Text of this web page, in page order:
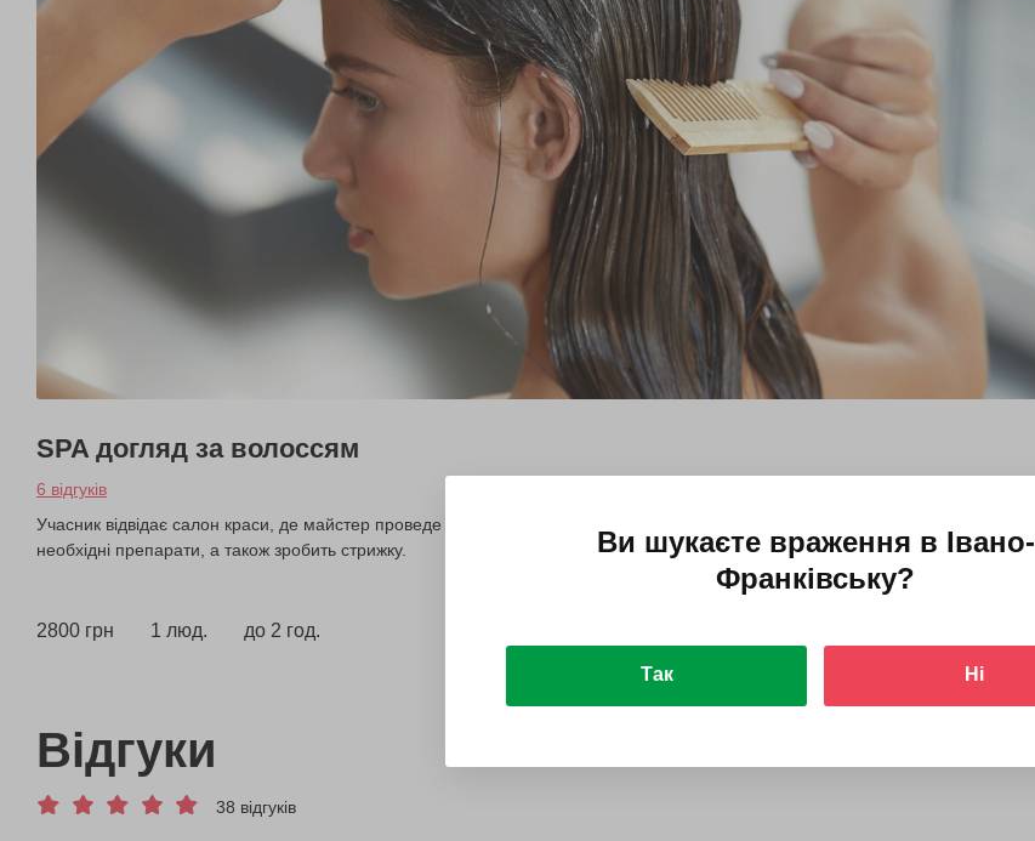
SPA догляд за волоссям
6 відгуків
Учасник відвідає салон краси, де майстер проведе йому комплекс процедур з догляду за волоссям. Він вимиє голову, нанесе
необхідні препарати, а також зробить стрижку.
2800 грн 1 люд. до 2 год.
Відгуки
38 відгуків
Ви шукаєте враження в Івано-
Франківську?
Так Ні